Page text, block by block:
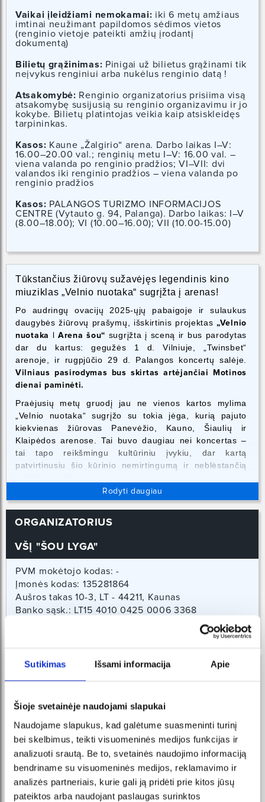
Sutikimas Išsami informacija Apie
Šioje svetainėje naudojami slapukai
Naudojame slapukus, kad galėtume suasmeninti turinį
bei skelbimus, teikti visuomeninės medijos funkcijas ir
analizuoti srautą. Be to, svetainės naudojimo informaciją
bendriname su visuomeninės medijos, reklamavimo ir
analizės partneriais, kurie gali ją pridėti prie kitos jūsų
pateiktos arba naudojant paslaugas surinktos
Vaikai įleidžiami nemokamai: iki 6 metų amžiaus
imtinai neužimant papildomos sėdimos vietos
(renginio vietoje pateikti amžių įrodantį
dokumentą)
Bilietų grąžinimas: Pinigai už bilietus grąžinami tik
neįvykus renginiui arba nukėlus renginio datą !
Atsakomybė: Renginio organizatorius prisiima visą
atsakomybę susijusią su renginio organizavimu ir jo
kokybe. Bilietų platintojas veikia kaip atsiskleidęs
tarpininkas.
Kasos: Kaune „Žalgirio“ arena. Darbo laikas I–V:
16.00–20.00 val.; renginių metu I–V: 16.00 val. –
viena valanda po renginio pradžios; VI–VII: dvi
valandos iki renginio pradžios – viena valanda po
renginio pradžios
Kasos: PALANGOS TURIZMO INFORMACIJOS
CENTRE (Vytauto g. 94, Palanga). Darbo laikas: I–V
(8.00–18.00); VI (10.00–16.00); VII (10.00-15.00)
Tūkstančius žiūrovų sužavėjęs legendinis kino
miuziklas „Velnio nuotaka“ sugrįžta į arenas!
Po audringų ovacijų 2025-ųjų pabaigoje ir sulaukus
daugybės žiūrovų prašymų, išskirtinis projektas„Velnio
nuotaka | Arena šou“ sugrįžta į sceną ir bus parodytas
dar du kartus: gegužės 1 d. Vilniuje, „Twinsbet“
arenoje, ir rugpjūčio 29 d. Palangos koncertų salėje.
Vilniaus pasirodymas bus skirtas artėjančiai Motinos
dienai paminėti.
Praėjusių metų gruodį jau ne vienos kartos mylima
„Velnio nuotaka“ sugrįžo su tokia jėga, kurią pajuto
kiekvienas žiūrovas Panevėžio, Kauno, Šiaulių ir
Klaipėdos arenose. Tai buvo daugiau nei koncertas –
tai tapo reikšmingu kultūriniu įvykiu, dar kartą
patvirtinusiu šio kūrinio nemirtingumą ir neblėstančią
Pirmą kartą istorijoje ši kino klasika pristatoma visiškai
nauju formatu – su gyvu Kauno miesto simfoninio
orkestro ir ritmo grupės akompanimentu, dalyvaujant
chorui ir ryškiausiems Lietuvos solistams.
Pagrindiniuose vaidmenyse: Povilas Meškėla
(Baltaragis), Ona Kolobovaitė (Jurga, Marcelė), Vidas
Bareikis (Pinčiukas), Rūta Lukoševičiūtė (Uršulė),
Egidijus Bavikinas (Girdvainis), Ištvanas Kvikas
(Raupys) ir Laurynas Baškys (Anupras).
Projekto meno vadovas ir dirigentas – maestroJonas
, Kauno valstybinio muzikinio teatro
gimnazijos mokinių simfoninio orkestro vadovas,
Didžiojo universiteto Muzikos akademijos profesorius.
ekrane bus rodomas Lietuvos kino centro iniciatyva
suskaitmenintas ir 4K raiška restauruotas filmas „Velnio
nuotaka“. Jį lydės gyvai atliekama genialioji Viačeslavo
Ganelino muzika ir poetiški Sigito Gedos tekstai.
Žiūrovų, jau mačiusių šį projektą, teigimu, tai vienas
įdomiausių ir kokybiškiausių muzikinių reginių Lietuvos
Rodyti daugiau
ORGANIZATORIUS
VŠĮ "ŠOU LYGA"
PVM mokėtojo kodas: -
Įmonės kodas: 135281864
Aušros takas 10-3, LT - 44211, Kaunas
Banko sąsk.: LT15 4010 0425 0006 3368